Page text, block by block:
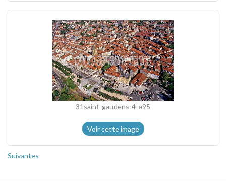
31saint-gaudens-4-e95
Voir cette image
Suivantes